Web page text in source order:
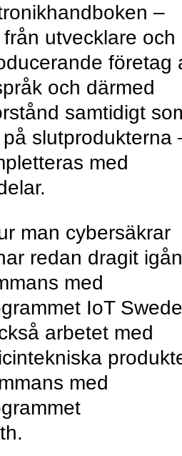
–
utvecklare och
företag
och därmed
samtidigt
slutprodukterna
med
man cybersäkrar
redan dragit
med
IoT
arbetet med
med